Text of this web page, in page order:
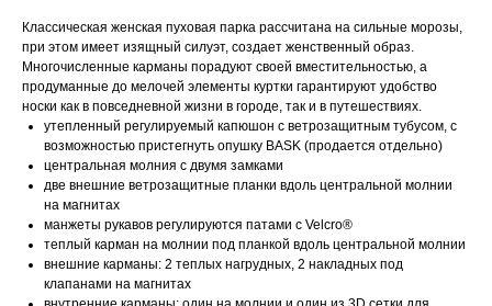
Классическая женская пуховая парка рассчитана на сильные морозы,
при этом имеет изящный силуэт, создает женственный образ.
Многочисленные карманы порадуют своей вместительностью, а
продуманные до мелочей элементы куртки гарантируют удобство
носки как в повседневной жизни в городе, так и в путешествиях.
утепленный регулируемый капюшон с ветрозащитным тубусом, с
возможностью пристегнуть опушку BASK (продается отдельно)
центральная молния с двумя замками
две внешние ветрозащитные планки вдоль центральной молнии
на магнитах
манжеты рукавов регулируются патами с Velcro®
теплый карман на молнии под планкой вдоль центральной молнии
внешние карманы: 2 теплых нагрудных, 2 накладных под
клапанами на магнитах